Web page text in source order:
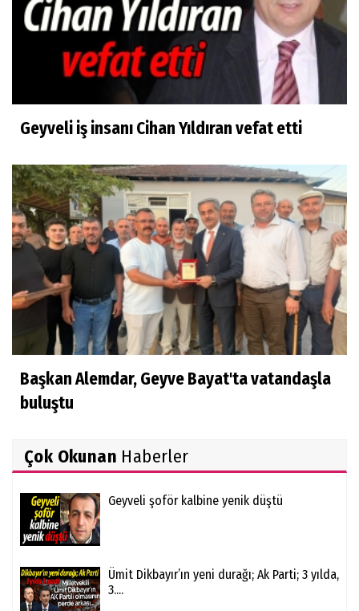
Geyveli iş insanı Cihan Yıldıran vefat etti
Başkan Alemdar, Geyve Bayat'ta vatandaşla
buluştu
Çok Okunan Haberler
Geyveli şoför kalbine yenik düştü
Ümit Dikbayır’ın yeni durağı; Ak Parti; 3 yılda,
3....